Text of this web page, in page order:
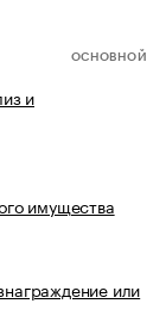
ОСНОВНОЙ
и
имущества
или